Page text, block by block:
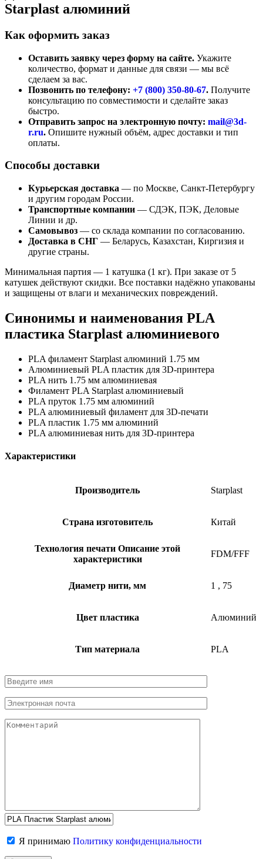
Starplast алюминий
Как оформить заказ
Оставить заявку через форму на сайте. Укажите
количество, формат и данные для связи — мы всё
сделаем за вас.
Позвонить по телефону: +7 (800) 350-80-67. Получите
консультацию по совместимости и сделайте заказ
быстро.
Отправить запрос на электронную почту: mail@3d-
r.ru. Опишите нужный объём, адрес доставки и тип
оплаты.
Способы доставки
Курьерская доставка — по Москве, Санкт-Петербургу
и другим городам России.
Транспортные компании — СДЭК, ПЭК, Деловые
Линии и др.
Самовывоз — со склада компании по согласованию.
Доставка в СНГ — Беларусь, Казахстан, Киргизия и
другие страны.
Минимальная партия — 1 катушка (1 кг). При заказе от 5
катушек действуют скидки. Все поставки надёжно упакованы
и защищены от влаги и механических повреждений.
Синонимы и наименования PLA
пластика Starplast алюминиевого
PLA филамент Starplast алюминий 1.75 мм
Алюминиевый PLA пластик для 3D-принтера
PLA нить 1.75 мм алюминиевая
Филамент PLA Starplast алюминиевый
PLA пруток 1.75 мм алюминий
PLA алюминиевый филамент для 3D-печати
PLA пластик 1.75 мм алюминий
PLA алюминиевая нить для 3D-принтера
Характеристики
Производитель Starplast
Страна изготовитель Китай
Технология печати Описание этой
характеристики
FDM/FFF
Диаметр нити, мм 1 , 75
Цвет пластика Алюминий
Тип материала PLA
Я принимаю Политику конфиденциальности